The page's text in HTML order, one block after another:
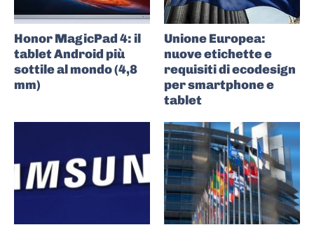
Honor MagicPad 4: il
tablet Android più
sottile al mondo (4,8
mm)
Unione Europea:
nuove etichette e
requisiti di ecodesign
per smartphone e
tablet